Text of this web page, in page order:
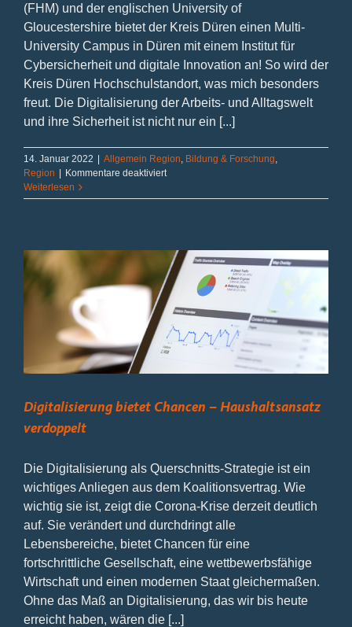
(FHM) und der englischen University of
Gloucestershire bietet der Kreis Düren einen Multi-
University Campus in Düren mit einem Institut für
Cybersicherheit und digitale Innovation an! So wird der
Kreis Düren Hochschulstandort, was mich besonders
freut. Die Digitalisierung der Arbeits- und Alltagswelt
und ihre Sicherheit ist nicht nur ein [...]
14. Januar 2022 | Allgemein Region Bildung & Forschung
Region | Kommentare deaktiviertfür
sind
im
Kreis
Düren-
Jülich
Weiterlesen
Digitalisierung bietet Chancen – Haushaltsansatz
verdoppelt
Die Digitalisierung als Querschnitts-Strategie ist ein
wichtiges Anliegen aus dem Koalitionsvertrag. Wie
wichtig sie ist, zeigt die Corona-Krise derzeit deutlich
auf. Sie verändert und durchdringt alle
Lebensbereiche, bietet Chancen für eine
fortschrittliche Gesellschaft, eine wettbewerbsfähige
Wirtschaft und einen modernen Staat gleichermaßen.
Ohne das Maß an Digitalisierung, das wir bis heute
erreicht haben, wären die [...]